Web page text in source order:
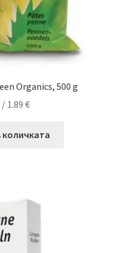
Organics, 500 g
/ 1.89 €
количката